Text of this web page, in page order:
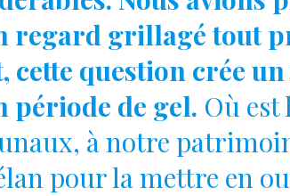
regard grillagé tout
cette question crée
période de gel. Où est
à notre
pour la mettre en